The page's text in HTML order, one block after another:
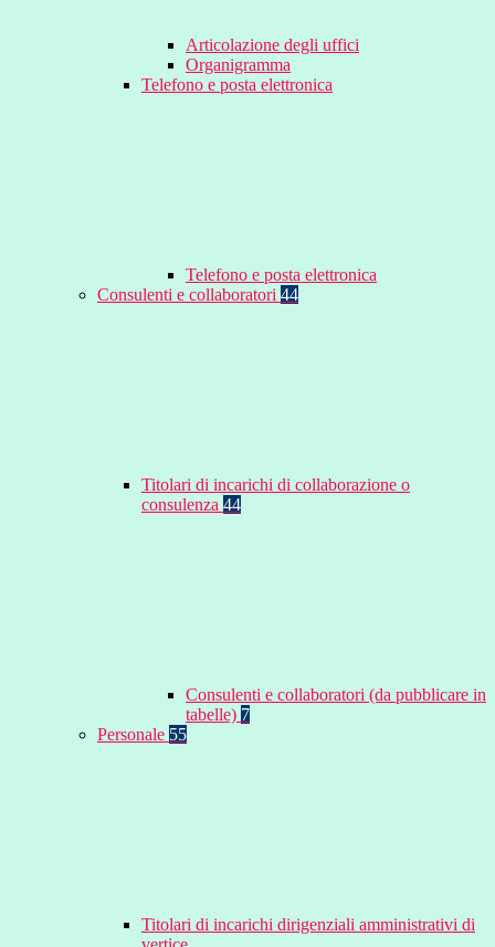
Articolazione degli uffici
Organigramma
Telefono e posta elettronica
Telefono e posta elettronica
Consulenti e collaboratori 44
Titolari di incarichi di collaborazione o
consulenza 44
Consulenti e collaboratori (da pubblicare in
tabelle) 7
Personale 55
Titolari di incarichi dirigenziali amministrativi di